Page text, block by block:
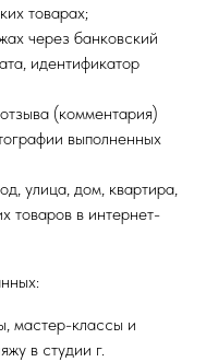
товарах;
через банковский
идентификатор
(комментария)
выполненных
улица, дом, квартира,
товаров в интернет-
мастер-классы и
в студии г.